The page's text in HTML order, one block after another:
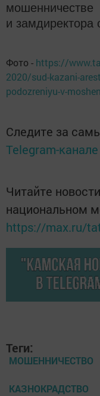
и
Фото - https://
2020/sud-kazani-
podozreniyu-v-
Следите за
Telegram-канале
Читайте
национальном
https://max.ru/
Теги:
МОШЕННИЧЕСТВО
КАЗНОКРАДСТВО